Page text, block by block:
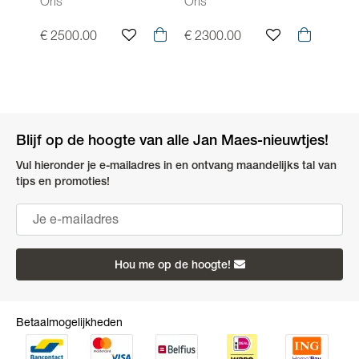
Oris
€ 2500.00
Oris
€ 2300.00
Blijf op de hoogte van alle Jan Maes-nieuwtjes!
Vul hieronder je e-mailadres in en ontvang maandelijks tal van
tips en promoties!
Hou me op de hoogte!
Betaalmogelijkheden